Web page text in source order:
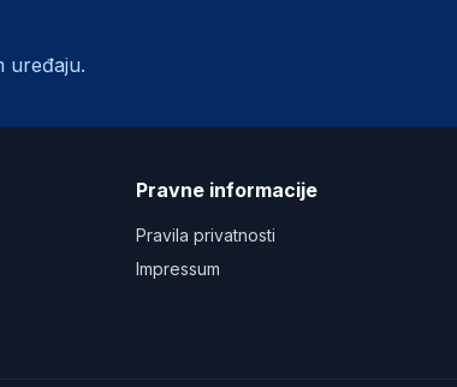
uređaju.
Pravne informacije
Pravila privatnosti
Impressum